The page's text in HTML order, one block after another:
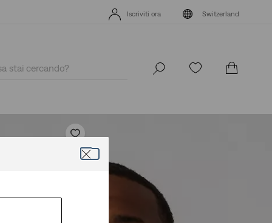
App Levi's. Il meglio di Levi's ®, su misura per te.Dettagli
Iscriviti ora Switzerland
App Levi's. Il meglio di Levi's ®, su misura per te.Dettagli
Iscriviti ora